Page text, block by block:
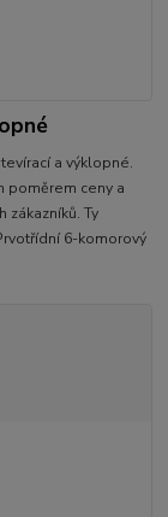
a výklopné.
poměrem ceny a
Ty
6-komorový